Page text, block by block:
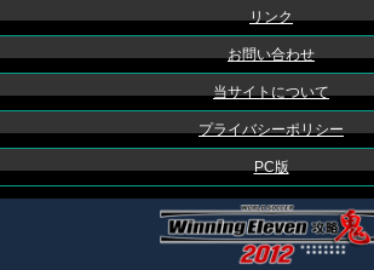
リンク
お問い合わせ
当サイトについて
プライバシーポリシー
PC版